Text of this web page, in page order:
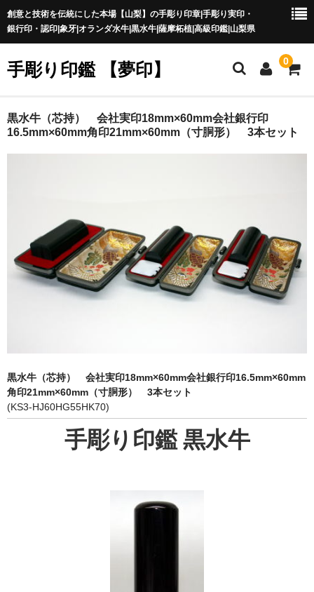
創意と技術を伝統にした本場【山梨】の手彫り印章|手彫り実印・
銀行印・認印|象牙|オランダ水牛|黒水牛|薩摩柘植|高級印鑑|山梨県
手彫り印鑑 【夢印】 0
夢印TOP
印鑑の材質
印鑑の種類
印鑑の書体
印鑑ケース
お客様の声
ご利用案内
お問い合わせ
黒水牛（芯持） 会社実印18mm×60mm会社銀行印
16.5mm×60mm角印21mm×60mm（寸胴形） 3本セット
黒水牛（芯持） 会社実印18mm×60mm会社銀行印16.5mm×60mm
角印21mm×60mm（寸胴形） 3本セット
(KS3-HJ60HG55HK70)
手彫り印鑑 黒水牛